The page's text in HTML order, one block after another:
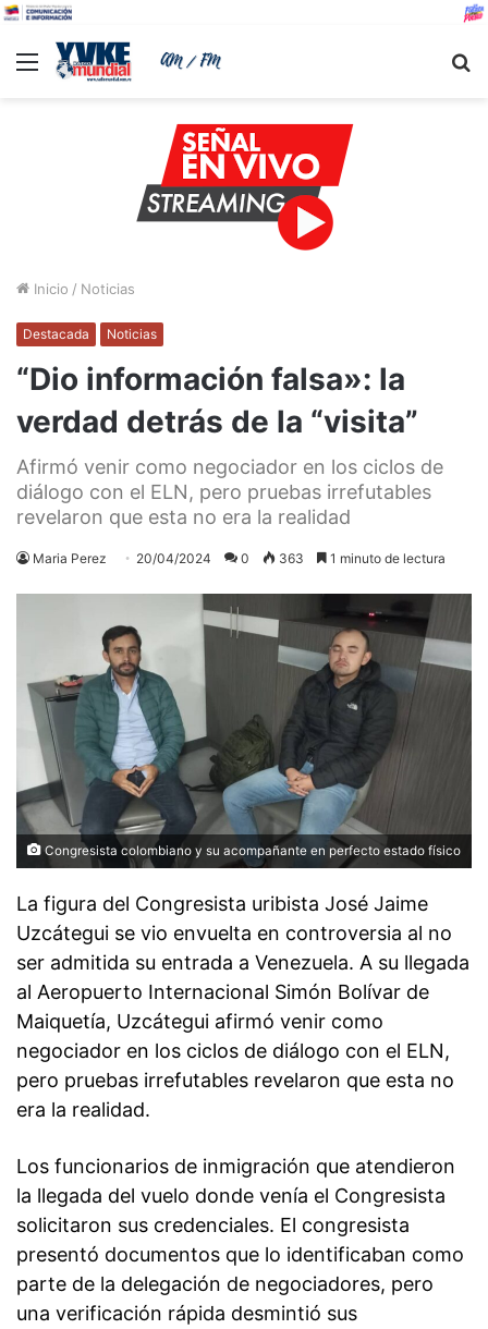
Menu
Inicio / Noticias
Destacada Noticias
“Dio información falsa»: la
verdad detrás de la “visita”
Afirmó venir como negociador en los ciclos de
diálogo con el ELN, pero pruebas irrefutables
revelaron que esta no era la realidad
Maria Perez 20/04/2024 0 363 1 minuto de lectura
Congresista colombiano y su acompañante en perfecto estado físico
La figura del Congresista uribista José Jaime
Uzcátegui se vio envuelta en controversia al no
ser admitida su entrada a Venezuela. A su llegada
al Aeropuerto Internacional Simón Bolívar de
Maiquetía, Uzcátegui afirmó venir como
negociador en los ciclos de diálogo con el ELN,
pero pruebas irrefutables revelaron que esta no
era la realidad.
Los funcionarios de inmigración que atendieron
la llegada del vuelo donde venía el Congresista
solicitaron sus credenciales. El congresista
presentó documentos que lo identificaban como
parte de la delegación de negociadores, pero
una verificación rápida desmintió sus